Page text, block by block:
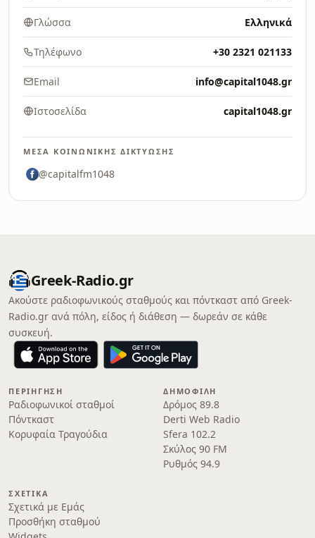
Γλώσσα Ελληνικά
Τηλέφωνο +30 2321 021133
Email info@capital1048.gr
Ιστοσελίδα capital1048.gr
ΜΈΣΑ ΚΟΙΝΩΝΙΚΉΣ ΔΙΚΤΎΩΣΗΣ
@capitalfm1048
Greek-Radio.gr
Ακούστε ραδιοφωνικούς σταθμούς και πόντκαστ από Greek-
Radio.gr ανά πόλη, είδος ή διάθεση — δωρεάν σε κάθε
συσκευή.
ΠΕΡΙΉΓΗΣΗ
Ραδιοφωνικοί σταθμοί
Πόντκαστ
Κορυφαία Τραγούδια
ΔΗΜΟΦΙΛΉ
Δρόμος 89.8
Derti Web Radio
Sfera 102.2
Σκύλος 90 FM
Ρυθμός 94.9
ΣΧΕΤΙΚΆ
Σχετικά με Εμάς
Προσθήκη σταθμού